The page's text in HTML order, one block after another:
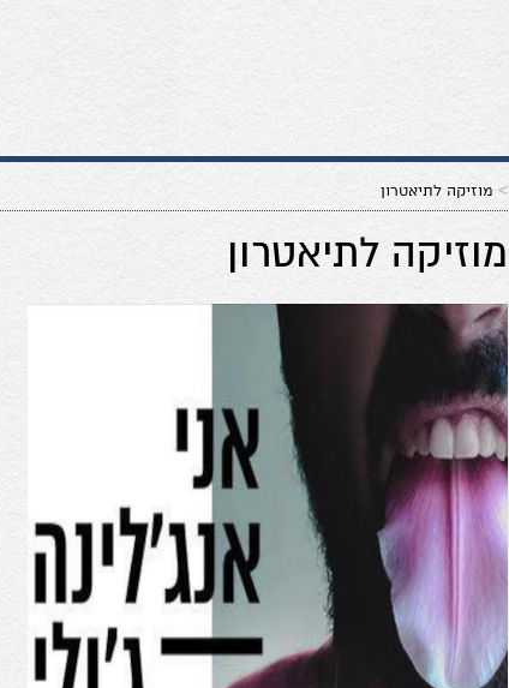
> מוזיקה לתיאטרון
מוזיקה לתיאטרון